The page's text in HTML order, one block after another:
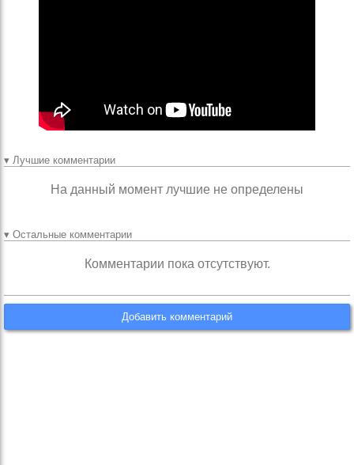
▾ Лучшие комментарии
На данный момент лучшие не определены
▾ Остальные комментарии
Комментарии пока отсутствуют.
Добавить комментарий